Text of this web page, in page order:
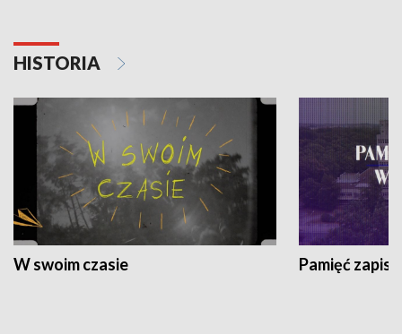
HISTORIA
W swoim czasie Pamięć